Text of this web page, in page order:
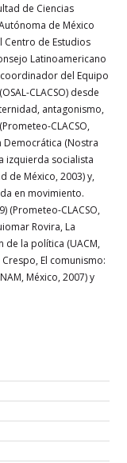
de Ciencias
de México
Centro de Estudios
Latinoamericano
coordinador del Equipo
CLACSO) desde
antagonismo,
CLACSO,
Democrática (Nostra
izquierda socialista
de México, 2003) y,
en movimiento.
(Prometeo-CLACSO,
Rovira, La
de la política (UACM,
El comunismo:
México, 2007) y